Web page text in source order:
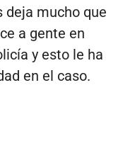
deja mucho que
a gente en
y esto le ha
en el caso.